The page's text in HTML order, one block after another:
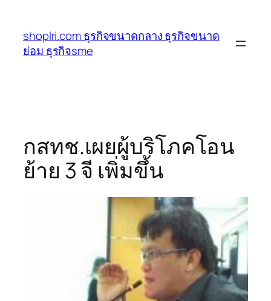
เนื้อหา
shoplri.com ธุรกิจขนาดกลาง ธุรกิจขนาด
ย่อม ธุรกิจsme
กสทช.เผยผู้บริโภคโอน
ย้าย 3 จี เพิ่มขึ้น